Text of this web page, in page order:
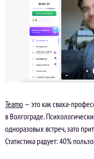
Teamo — это как сваха-
в Волгограде.
одноразовых встреч, зато
Статистика радует: 40%